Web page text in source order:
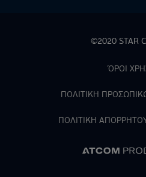
©2020 STAR
ΌΡΟΙ
ΠΟΛΙΤΙΚΗ
ΠΟΛΙΤΙΚΗ ΑΠΟΡPΗΤΟΥ